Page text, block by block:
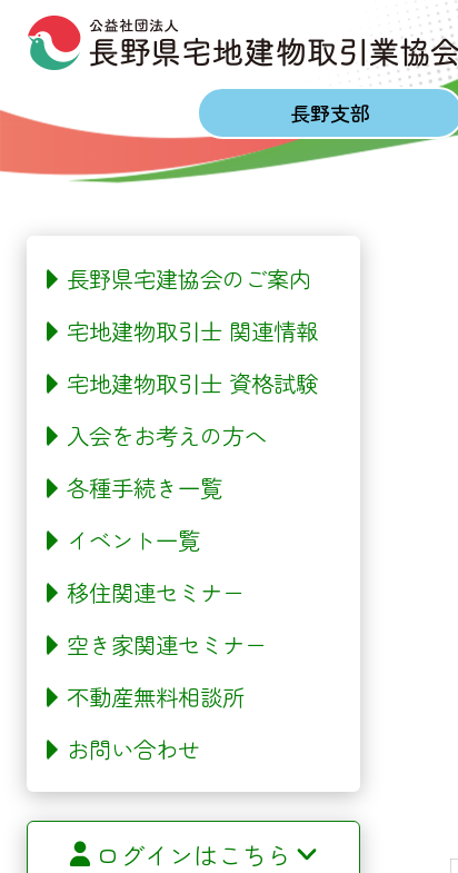
Skip to content
Skip to footer
長野支部
長野県宅建協会のご案内
宅地建物取引士 関連情報
宅地建物取引士 資格試験
入会をお考えの方へ
各種手続き一覧
イベント一覧
移住関連セミナー
空き家関連セミナー
不動産無料相談所
お問い合わせ
ログインはこちら